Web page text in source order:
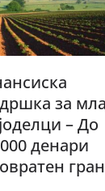
за
– До
денари